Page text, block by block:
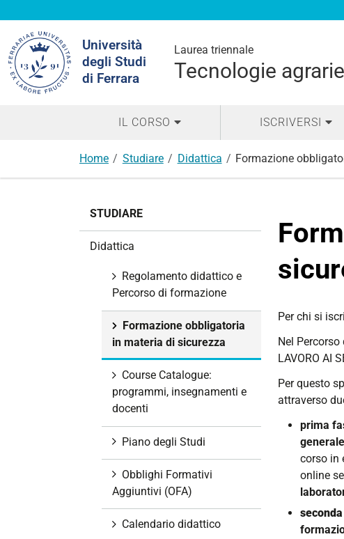
Università
degli Studi
di Ferrara
Laurea triennale
Tecnologie
nel
sito
IL CORSO ISCRIVERSI
Home Studiare Didattica Formazione
Per chi si
Nel
LAVORO AI
Per questo
attraverso
prima
generale
corso in
online
STUDIARE
Didattica
Regolamento didattico e
Percorso di formazione
Formazione obbligatoria
in materia di sicurezza
Course Catalogue:
programmi, insegnamenti e
docenti
Piano degli Studi
Obblighi Formativi
Aggiuntivi (OFA)
Calendario didattico